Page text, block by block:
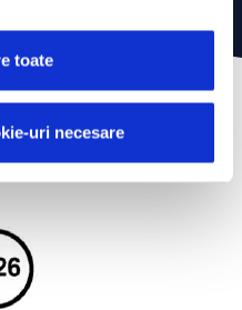
toate
uri necesarePENTRU